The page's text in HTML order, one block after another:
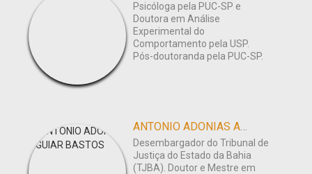
Psicóloga pela PUC-SP e
Doutora em Análise
Experimental do
Comportamento pela USP.
Pós-doutoranda pela PUC-SP.
ANTONIO ADONIAS AGUIAR BASTOS
Desembargador do Tribunal de
Justiça do Estado da Bahia
(TJBA). Doutor e Mestre em